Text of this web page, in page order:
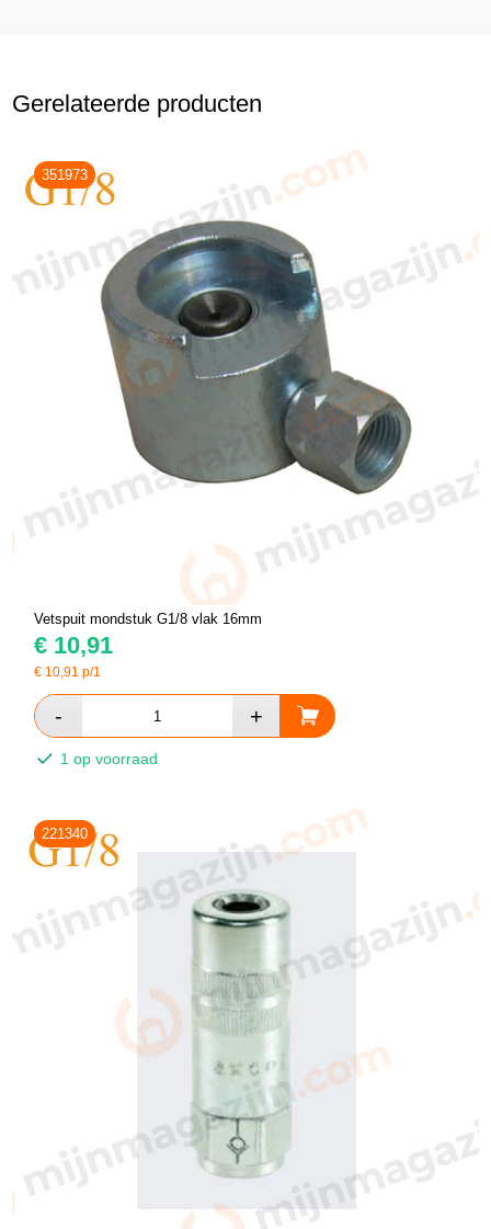
Gerelateerde producten
351973
Vetspuit mondstuk G1/8 vlak 16mm
€ 10,91
€ 10,91 p/1
1 op voorraad
221340